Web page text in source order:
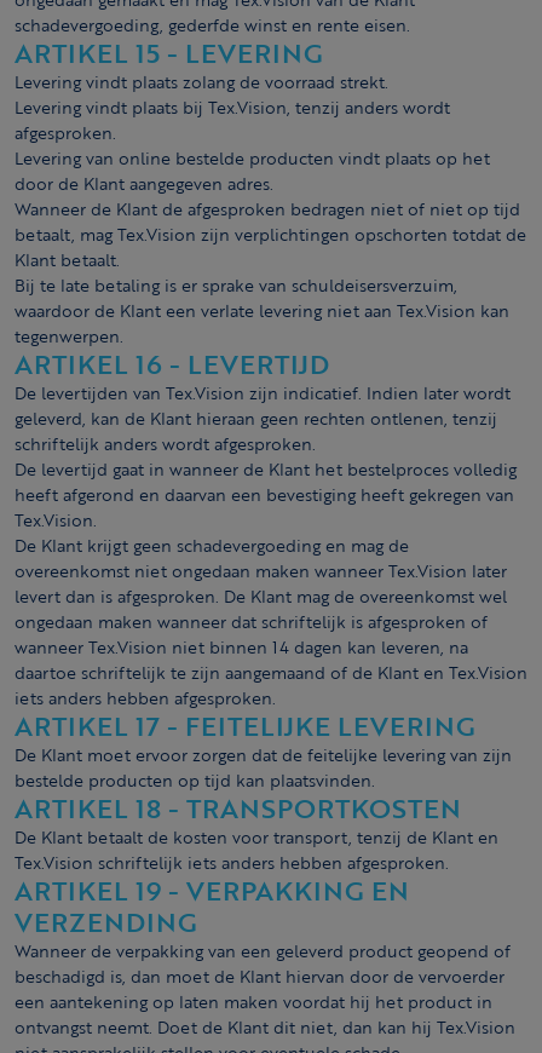
schadevergoeding, gederfde winst en rente eisen.
ARTIKEL 15 - LEVERING
Levering vindt plaats zolang de voorraad strekt.
Levering vindt plaats bij Tex.Vision, tenzij anders wordt
afgesproken.
Levering van online bestelde producten vindt plaats op het
door de Klant aangegeven adres.
Wanneer de Klant de afgesproken bedragen niet of niet op tijd
betaalt, mag Tex.Vision zijn verplichtingen opschorten totdat de
Klant betaalt.
Bij te late betaling is er sprake van schuldeisersverzuim,
waardoor de Klant een verlate levering niet aan Tex.Vision kan
tegenwerpen.
ARTIKEL 16 - LEVERTIJD
De levertijden van Tex.Vision zijn indicatief. Indien later wordt
geleverd, kan de Klant hieraan geen rechten ontlenen, tenzij
schriftelijk anders wordt afgesproken.
De levertijd gaat in wanneer de Klant het bestelproces volledig
heeft afgerond en daarvan een bevestiging heeft gekregen van
Tex.Vision.
De Klant krijgt geen schadevergoeding en mag de
overeenkomst niet ongedaan maken wanneer Tex.Vision later
levert dan is afgesproken. De Klant mag de overeenkomst wel
ongedaan maken wanneer dat schriftelijk is afgesproken of
wanneer Tex.Vision niet binnen 14 dagen kan leveren, na
daartoe schriftelijk te zijn aangemaand of de Klant en Tex.Vision
iets anders hebben afgesproken.
ARTIKEL 17 - FEITELIJKE LEVERING
De Klant moet ervoor zorgen dat de feitelijke levering van zijn
bestelde producten op tijd kan plaatsvinden.
ARTIKEL 18 - TRANSPORTKOSTEN
De Klant betaalt de kosten voor transport, tenzij de Klant en
Tex.Vision schriftelijk iets anders hebben afgesproken.
ARTIKEL 19 - VERPAKKING EN
VERZENDING
Wanneer de verpakking van een geleverd product geopend of
beschadigd is, dan moet de Klant hiervan door de vervoerder
een aantekening op laten maken voordat hij het product in
ontvangst neemt. Doet de Klant dit niet, dan kan hij Tex.Vision